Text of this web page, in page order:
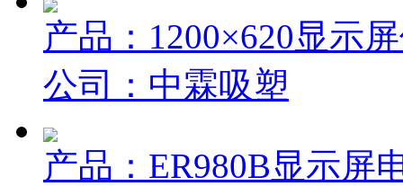
产品：1200×620显示
公司：中霖吸塑
产品：ER980B显示屏